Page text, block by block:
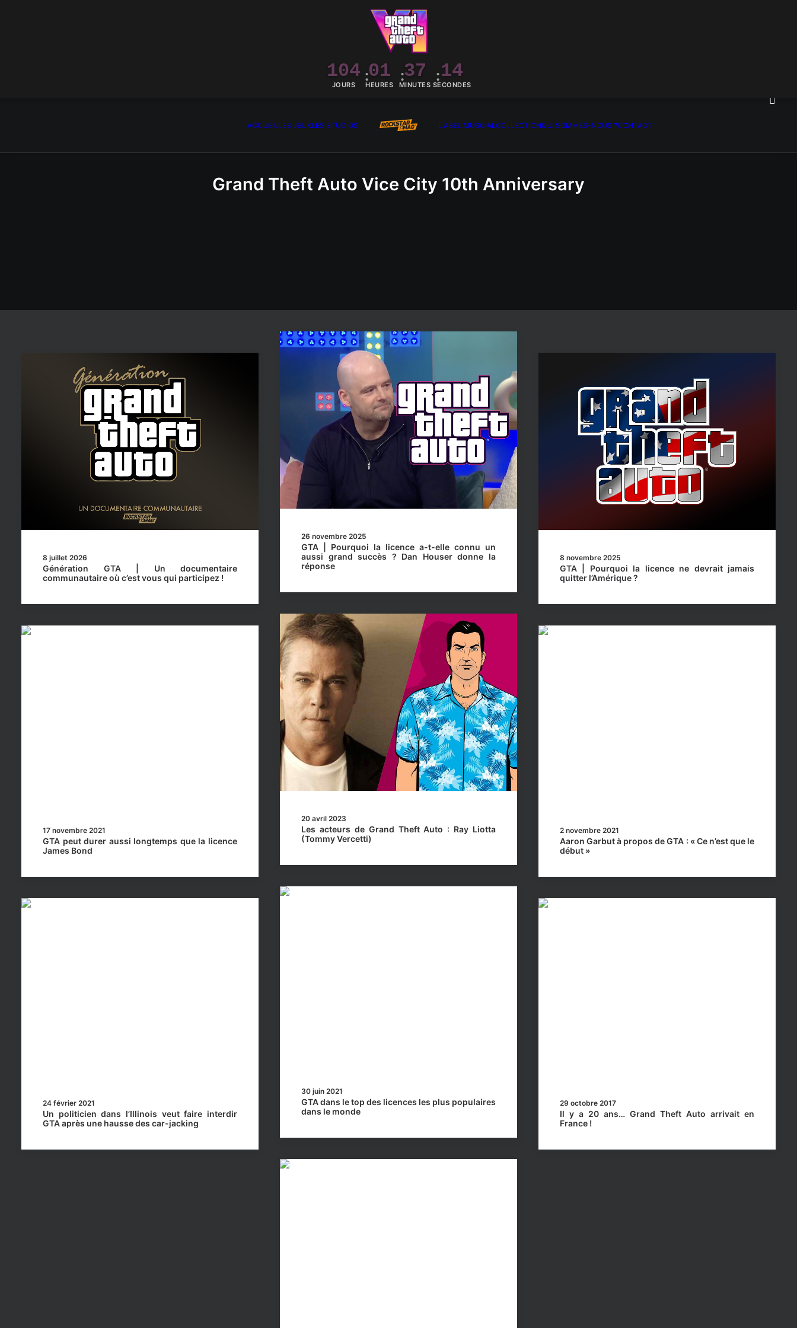
104
JOURS
01
HEURES
37
MINUTES
13
SECONDES
ACCUEILLES JEUXLES STUDIOS LABEL MUSCIALCOLLECTIONQUI SOMMES-NOUS ?CONTACT
Grand Theft Auto Vice City 10th Anniversary
8 juillet 2026
Génération GTA | Un documentaire
communautaire où c’est vous qui participez !
26 novembre 2025
GTA | Pourquoi la licence a-t-elle connu un
aussi grand succès ? Dan Houser donne la
réponse
8 novembre 2025
GTA | Pourquoi la licence ne devrait jamais
quitter l’Amérique ?
20 avril 2023
Les acteurs de Grand Theft Auto : Ray Liotta
(Tommy Vercetti)
17 novembre 2021
GTA peut durer aussi longtemps que la licence
James Bond
2 novembre 2021
Aaron Garbut à propos de GTA : « Ce n’est que le
début »
30 juin 2021
GTA dans le top des licences les plus populaires
dans le monde
24 février 2021
Un politicien dans l’Illinois veut faire interdir
GTA après une hausse des car-jacking
29 octobre 2017
Il y a 20 ans… Grand Theft Auto arrivait en
France !